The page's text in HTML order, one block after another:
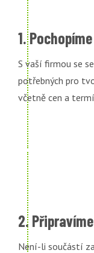
1.
S vaší firmou se
potřebných pro
včetně cen a
2.
Není-li součástí